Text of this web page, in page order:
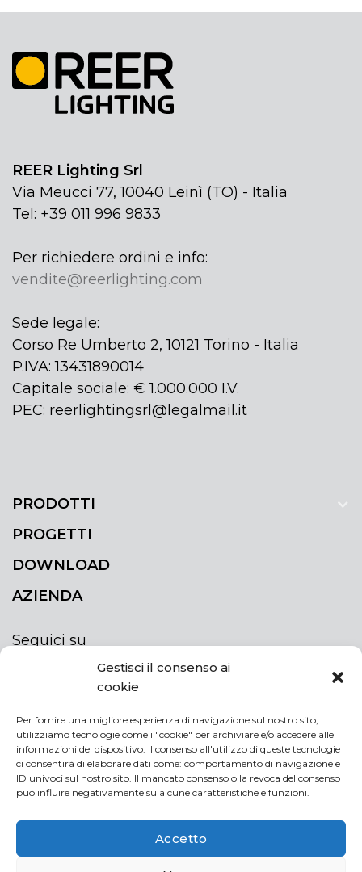
Gestisci il consenso ai
cookie
Per fornire una migliore esperienza di navigazione sul nostro sito,
utilizziamo tecnologie come i "cookie" per archiviare e/o accedere alle
informazioni del dispositivo. Il consenso all'utilizzo di queste tecnologie
ci consentirà di elaborare dati come: comportamento di navigazione e
ID univoci sul nostro sito. Il mancato consenso o la revoca del consenso
può influire negativamente su alcune caratteristiche e funzioni.
Accetto
REER Lighting Srl
Via Meucci 77, 10040 Leinì (TO) - Italia
Tel: +39 011 996 9833
Per richiedere ordini e info:
vendite@reerlighting.com
Sede legale:
Corso Re Umberto 2, 10121 Torino - Italia
P.IVA: 13431890014
Capitale sociale: € 1.000.000 I.V.
PEC: reerlightingsrl@legalmail.it
PRODOTTI
PROGETTI
DOWNLOAD
AZIENDA
Seguici su
ISCRIVITI ALLA NEWSLETTER
Rimani sempre aggiornato iscrivendoti alla
newsletter
NEWSLETTER
If